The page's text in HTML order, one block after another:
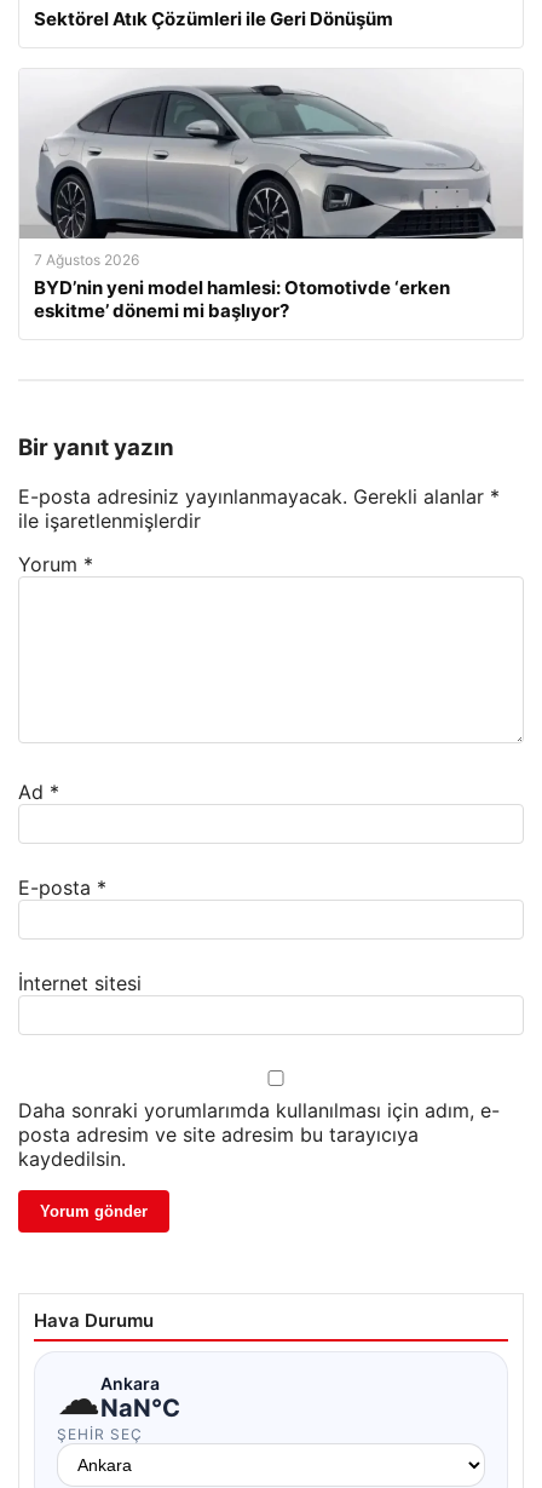
Sektörel Atık Çözümleri ile Geri Dönüşüm
7 Ağustos 2026
BYD’nin yeni model hamlesi: Otomotivde ‘erken
eskitme’ dönemi mi başlıyor?
Bir yanıt yazın
E-posta adresiniz yayınlanmayacak. Gerekli alanlar *
ile işaretlenmişlerdir
Yorum *
Ad *
E-posta *
İnternet sitesi
Daha sonraki yorumlarımda kullanılması için adım, e-
posta adresim ve site adresim bu tarayıcıya
kaydedilsin.
Hava Durumu
☁Ankara
NaN°C
ŞEHIR SEÇ